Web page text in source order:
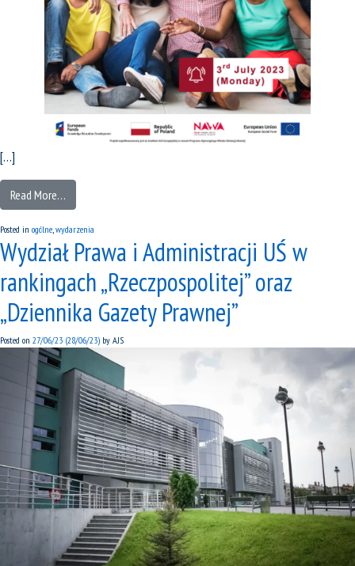
[…]
Read More…
Posted in ogólne,wydarzenia
Wydział Prawa i Administracji UŚ w
rankingach „Rzeczpospolitej” oraz
„Dziennika Gazety Prawnej”
Posted on 27/06/23 (28/06/23) by AJS